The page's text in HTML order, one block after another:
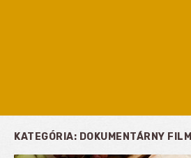
KATEGÓRIA: DOKUMENTÁRNY FILM